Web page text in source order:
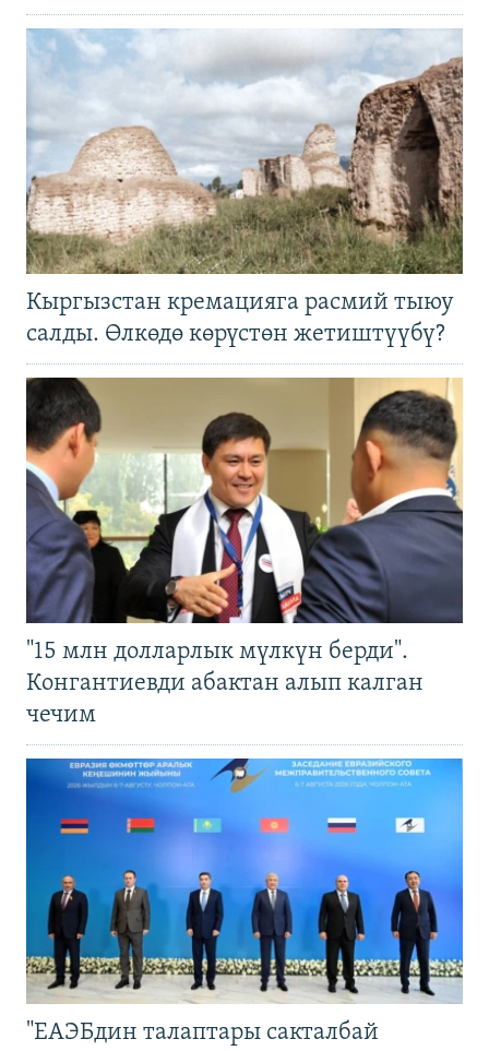
Кыргызстан кремацияга расмий тыюу
салды. Өлкөдө көрүстөн жетиштүүбү?
"15 млн долларлык мүлкүн берди".
Конгантиевди абактан алып калган
чечим
"ЕАЭБдин талаптары сакталбай